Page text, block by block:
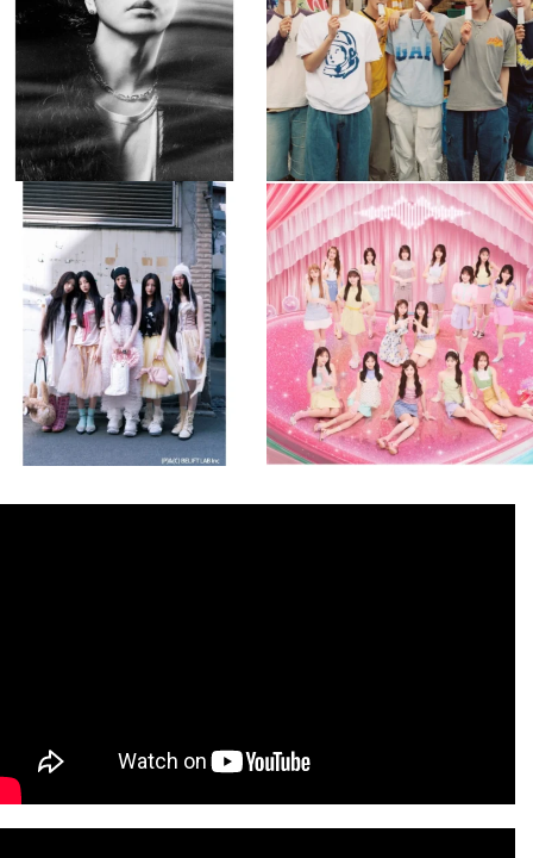
397 0 6 0
musicjapantv
💡8月特番放送決定！
8月 4
2 0
musicjapantv
💡8月特番放送決定！
...
8月 4
2 0